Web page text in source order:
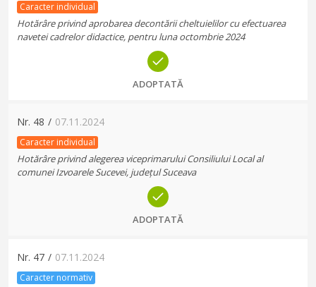
Caracter individual
Hotărâre privind aprobarea decontării cheltuielilor cu efectuarea
navetei cadrelor didactice, pentru luna octombrie 2024
ADOPTATĂ
Nr. 48 / 07.11.2024
Caracter individual
Hotărâre privind alegerea viceprimarului Consiliului Local al
comunei Izvoarele Sucevei, județul Suceava
ADOPTATĂ
Nr. 47 / 07.11.2024
Caracter normativ